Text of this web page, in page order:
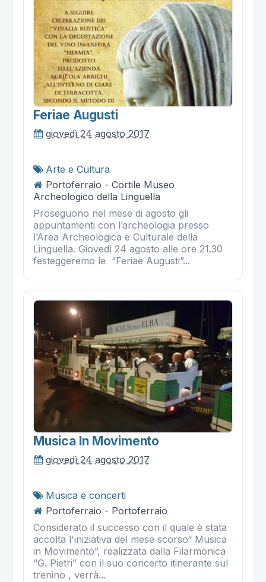
Feriae Augusti
giovedì 24 agosto 2017
Arte e Cultura
Portoferraio - Cortile Museo
Archeologico della Linguella
Proseguono nel mese di agosto gli
appuntamenti con l’archeologia presso
l’Area Archeologica e Culturale della
Linguella. Giovedì 24 agosto alle ore 21.30
festeggeremo le “Feriae Augusti”...
Musica In Movimento
giovedì 24 agosto 2017
Musica e concerti
Portoferraio - Portoferraio
Considerato il successo con il quale è stata
accolta l'iniziativa del mese scorso“ Musica
in Movimento”, realizzata dalla Filarmonica
“G. Pietri” con il suo concerto itinerante sul
trenino , verrà...